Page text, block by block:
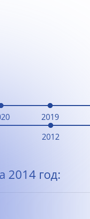
2019
2012
2014 год: